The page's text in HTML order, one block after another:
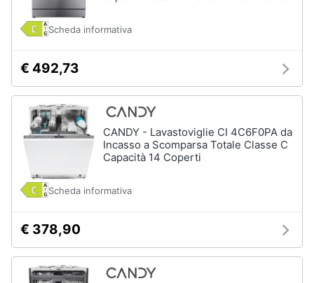
Scheda informativa
€ 492,73
CANDY - Lavastoviglie CI 4C6F0PA da
Incasso a Scomparsa Totale Classe C
Capacità 14 Coperti
Scheda informativa
€ 378,90